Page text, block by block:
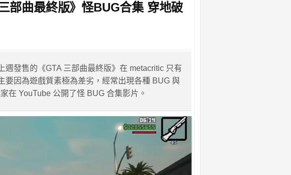
部曲最終版》怪BUG合集 穿地破
週發售的《GTA 三部曲最終版》在 metacritic 只有
要因為遊戲質素極為差劣，經常出現各種 BUG 與
在 YouTube 公開了怪 BUG 合集影片。